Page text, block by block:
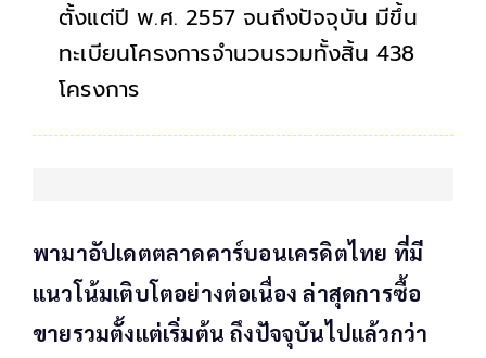
ตั้งแต่ปี พ.ศ. 2557 จนถึงปัจจุบัน มีขึ้น
ทะเบียนโครงการจำนวนรวมทั้งสิ้น 438
โครงการ
พามาอัปเดตตลาดคาร์บอนเครดิตไทย ที่มี
แนวโน้มเติบโตอย่างต่อเนื่อง ล่าสุดการซื้อ
ขายรวมตั้งแต่เริ่มต้น ถึงปัจจุบันไปแล้วกว่า